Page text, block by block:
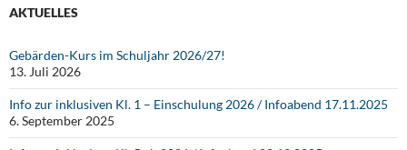
AKTUELLES
Gebärden-Kurs im Schuljahr 2026/27!
13. Juli 2026
Info zur inklusiven Kl. 1 – Einschulung 2026 / Infoabend 17.11.2025
6. September 2025